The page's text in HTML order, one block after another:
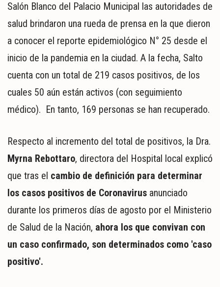
POLÍTICA
POLICIALES
DEPORTES
ESPECTÁCULOS
REGIONALES
SALUD
Salón Blanco del Palacio Municipal las autoridades de
salud brindaron una rueda de prensa en la que dieron
a conocer el reporte epidemiológico N° 25 desde el
inicio de la pandemia en la ciudad. A la fecha, Salto
cuenta con un total de 219 casos positivos, de los
cuales 50 aún están activos (con seguimiento
médico). En tanto, 169 personas se han recuperado.
Respecto al incremento del total de positivos, la Dra.
Myrna Rebottaro, directora del Hospital local explicó
que tras el cambio de definición para determinar
los casos positivos de Coronavirus anunciado
durante los primeros días de agosto por el Ministerio
de Salud de la Nación, ahora los que convivan con
un caso confirmado, son determinados como 'caso
positivo'.